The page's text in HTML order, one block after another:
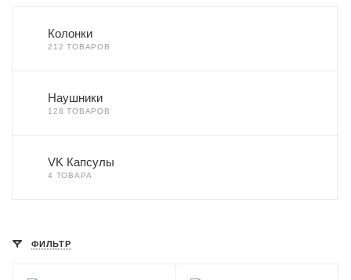
Колонки
212 ТОВАРОВ
Наушники
128 ТОВАРОВ
VK Капсулы
4 ТОВАРА
ФИЛЬТР